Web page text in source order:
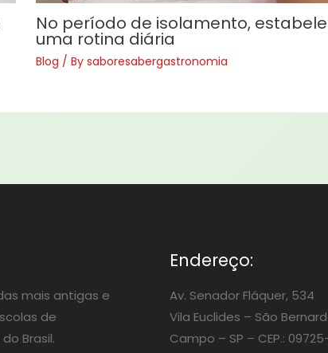
No período de isolamento,
uma rotina diária
Blog / By saboresabergastronomia
mais antigas e
de
Brasil.
Endereço:
Av. Senador Fláquer, 534
Vila Euclides – São
Campo – SP – CEP.: